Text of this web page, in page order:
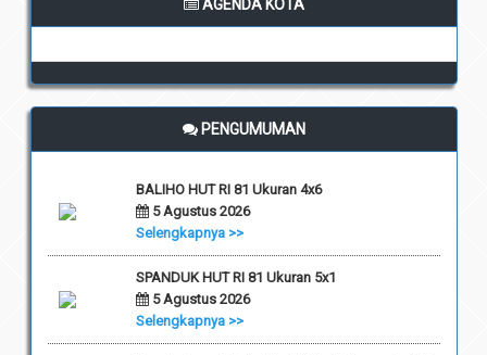
AGENDA KOTA
PENGUMUMAN
BALIHO HUT RI 81 Ukuran 4x6
5 Agustus 2026
Selengkapnya >>
SPANDUK HUT RI 81 Ukuran 5x1
5 Agustus 2026
Selengkapnya >>